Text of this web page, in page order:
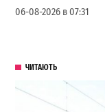
06-08-2026 в 07:31
ЧИТАЮТЬ